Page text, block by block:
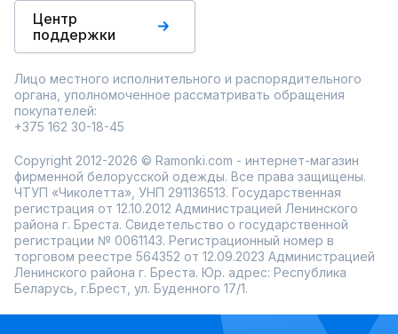
Центр
поддержки
Лицо местного исполнительного и распорядительного
органа, уполномоченное рассматривать обращения
покупателей:
+375 162 30-18-45
Copyright 2012-2026 © Ramonki.com - интернет-магазин
фирменной белорусской одежды. Все права защищены.
ЧТУП «Чиколетта», УНП 291136513. Государственная
регистрация от 12.10.2012 Администрацией Ленинского
района г. Бреста. Свидетельство о государственной
регистрации № 0061143. Регистрационный номер в
торговом реестре 564352 от 12.09.2023 Администрацией
Ленинского района г. Бреста. Юр. адрес: Республика
Беларусь, г.Брест, ул. Буденного 17/1.